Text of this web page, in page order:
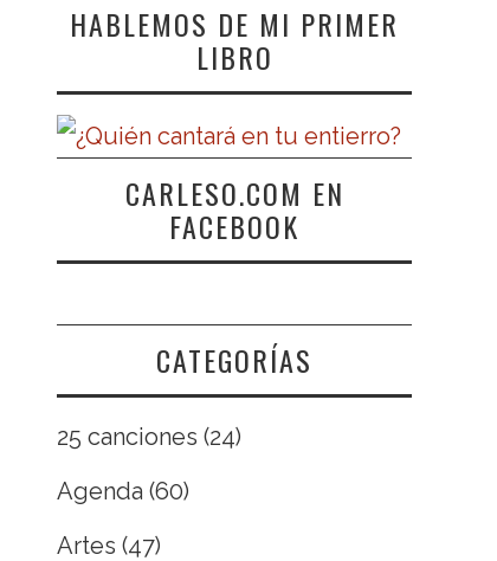
HABLEMOS DE MI PRIMER
LIBRO
CARLESO.COM EN
FACEBOOK
CATEGORÍAS
25 canciones (24)
Agenda (60)
Artes (47)